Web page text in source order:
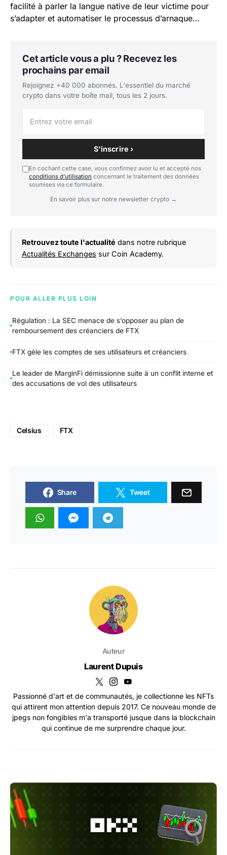
facilité à parler la langue native de leur victime pour
s’adapter et automatiser le processus d’arnaque…
Cet article vous a plu ? Recevez les
prochains par email
Rejoignez +40 000 abonnés. L'essentiel du marché
crypto dans votre boîte mail, tous les 2 jours.
S'inscrire ›
En cochant cette case, vous confirmez avoir lu et accepté nos
conditions d'utilisation concernant le traitement des données
soumises via ce formulaire.
En savoir plus sur notre newsletter crypto →
Retrouvez toute l'actualité dans notre rubrique
Actualités Exchanges sur Coin Academy.
POUR ALLER PLUS LOIN
Régulation : La SEC menace de s’opposer au plan de
remboursement des créanciers de FTX
FTX gèle les comptes de ses utilisateurs et créanciers
Le leader de MarginFi démissionne suite à un conflit interne et
des accusations de vol des utilisateurs
Celsius FTX
Share Tweet
Auteur
Laurent Dupuis
Passionné d'art et de communautés, je collectionne les NFTs
qui attirent mon attention depuis 2017. Ce nouveau monde de
jpegs non fongibles m'a transporté jusque dans la blockchain
qui continue de me surprendre chaque jour.